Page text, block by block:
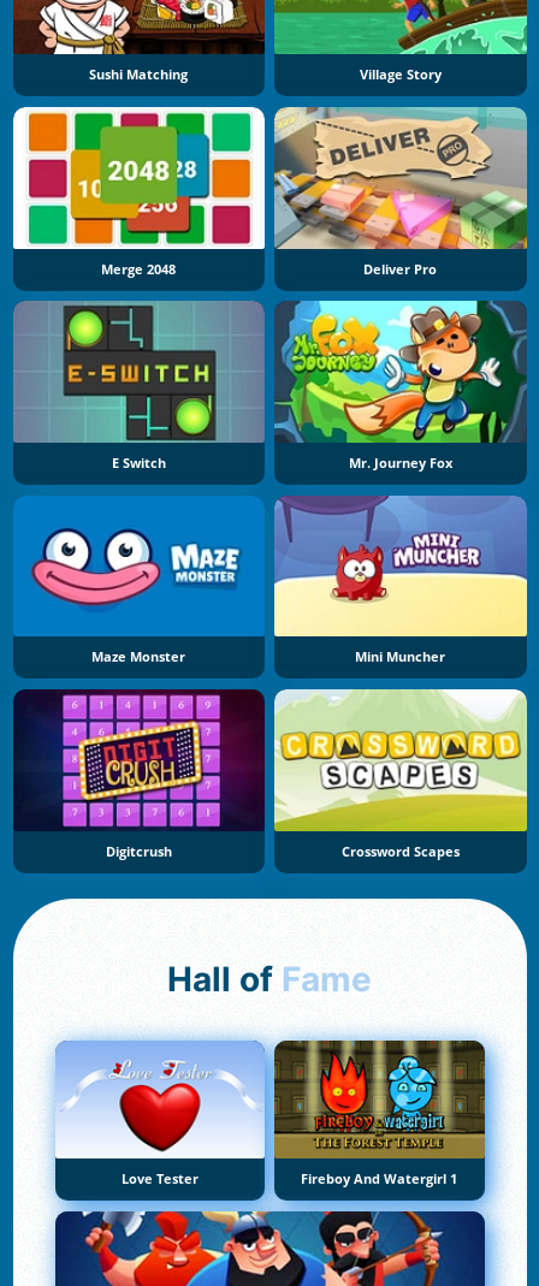
Sushi Matching Village Story
Merge 2048 Deliver Pro
E Switch Mr. Journey Fox
Maze Monster Mini Muncher
Digitcrush Crossword Scapes
Hall of Fame
Love Tester Fireboy And Watergirl 1